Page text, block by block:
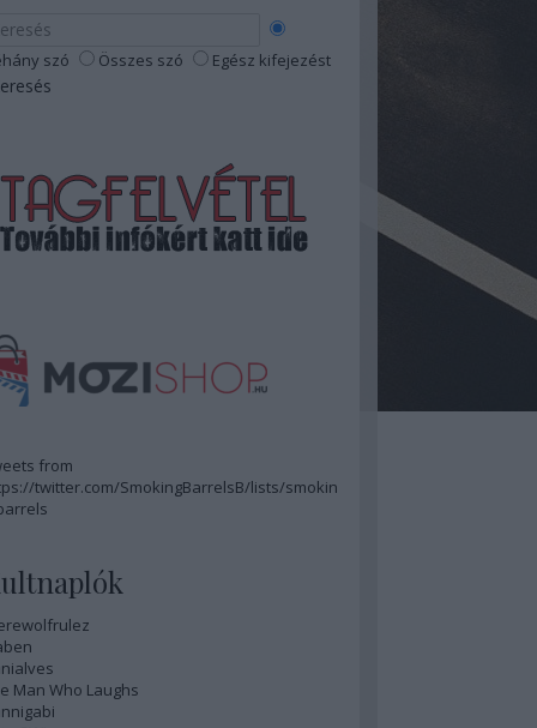
szó Összes szó Egész kifejezést
from
twitter.com/SmokingBarrelsB/lists/smokin
Man Who Laughs